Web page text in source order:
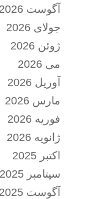
آگوست 2026
جولای 2026
ژوئن 2026
می 2026
آوریل 2026
مارس 2026
فوریه 2026
ژانویه 2026
اکتبر 2025
سپتامبر 2025
آگوست 2025